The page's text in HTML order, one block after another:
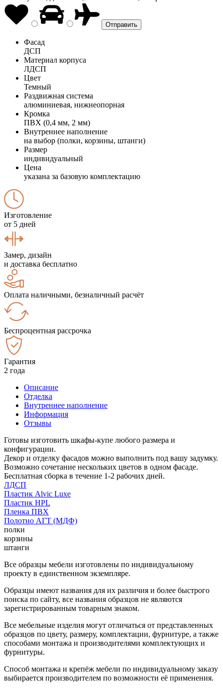
Фасад
ДСП
Материал корпуса
ЛДСП
Цвет
Темный
Раздвижная система
алюминиевая, нижнеопорная
Кромка
ПВХ (0,4 мм, 2 мм)
Внутреннее наполнение
на выбор (полки, корзины, штанги)
Размер
индивидуальный
Цена
указана за базовую комплектацию
Изготовление
от 5 дней
Замер, дизайн
и доставка бесплатно
Оплата наличными, безналичный расчёт
Беспроцентная рассрочка
Гарантия
2 года
Описание
Отделка
Внутреннее наполнение
Информация
Отзывы
Готовы изготовить шкафы-купе любого размера и
конфигурации.
Декор и отделку фасадов можно выполнить под вашу задумку.
Возможно сочетание нескольких цветов в одном фасаде.
Бесплатная сборка в течение 1-2 рабочих дней.
ЛДСП
Пластик Alvic Luxe
Пластик HPL
Пленка ПВХ
Полотно АГТ (МДФ)
полки
корзины
штанги
Все образцы мебели изготовлены по индивидуальному
проекту в единственном экземпляре.
Образцы имеют названия для их различия и более быстрого
поиска по сайту, все названия образцов не являются
зарегистрированным товарным знаком.
Все мебельные изделия могут отличаться от представленных
образцов по цвету, размеру, комплектации, фурнитуре, а также
способами монтажа и производителями комплектующих и
фурнитуры.
Способ монтажа и крепёж мебели по индивидуальному заказу
выбирается производителем по возможности её применения.